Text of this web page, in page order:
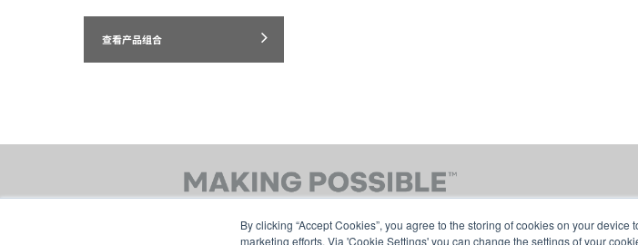
By clicking “Accept Cookies”, you agree to the storing of cookies on your
marketing efforts. Via 'Cookie Settings' you can change the settings of your
查看产品组合